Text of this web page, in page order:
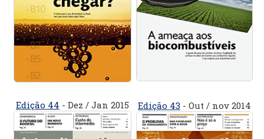
Edição 44 - Dez / Jan 2015 Edição 43 - Out / nov 2014